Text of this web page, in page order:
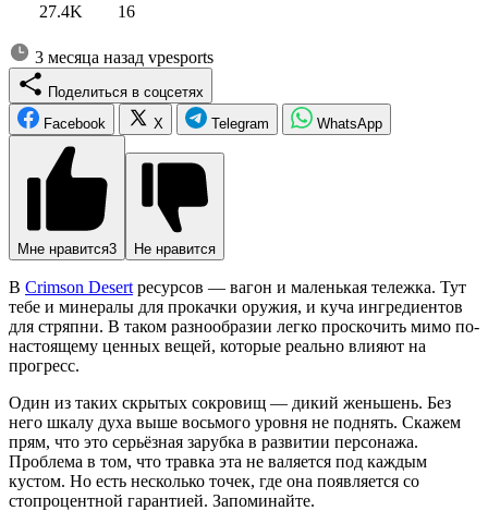
27.4K
16
3 месяца назад vpesports
Поделиться в соцсетях
Facebook
X Telegram WhatsApp
Мне нравится3 Не нравится
В Crimson Desert ресурсов — вагон и маленькая тележка. Тут
тебе и минералы для прокачки оружия, и куча ингредиентов
для стряпни. В таком разнообразии легко проскочить мимо по-
настоящему ценных вещей, которые реально влияют на
прогресс.
Один из таких скрытых сокровищ — дикий женьшень. Без
него шкалу духа выше восьмого уровня не поднять. Скажем
прям, что это серьёзная зарубка в развитии персонажа.
Проблема в том, что травка эта не валяется под каждым
кустом. Но есть несколько точек, где она появляется со
стопроцентной гарантией. Запоминайте.